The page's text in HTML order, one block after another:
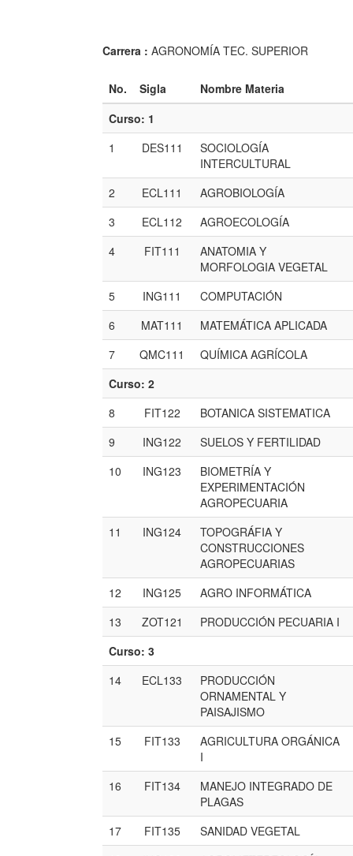
Carrera : AGRONOMÍA TEC. SUPERIOR
No. Sigla
Nombre Materia
Curso: 1
1
DES111
SOCIOLOGÍA
INTERCULTURAL
2
ECL111
AGROBIOLOGÍA
3
ECL112
AGROECOLOGÍA
4
FIT111
ANATOMIA Y
MORFOLOGIA VEGETAL
5
ING111
COMPUTACIÓN
6
MAT111
MATEMÁTICA APLICADA
7
QMC111
QUÍMICA AGRÍCOLA
Curso: 2
8
FIT122
BOTANICA SISTEMATICA
9
ING122
SUELOS Y FERTILIDAD
10
ING123
BIOMETRÍA Y
EXPERIMENTACIÓN
AGROPECUARIA
11
ING124
TOPOGRÁFIA Y
CONSTRUCCIONES
AGROPECUARIAS
12
ING125
AGRO INFORMÁTICA
13
ZOT121
PRODUCCIÓN PECUARIA I
Curso: 3
14
ECL133
PRODUCCIÓN
ORNAMENTAL Y
PAISAJISMO
15
FIT133
AGRICULTURA ORGÁNICA
I
16
FIT134
MANEJO INTEGRADO DE
PLAGAS
17
FIT135
SANIDAD VEGETAL